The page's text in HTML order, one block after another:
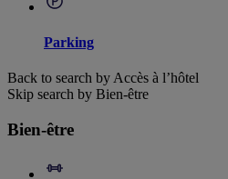
Parking
Back to search by Accès à l’hôtel
Skip search by Bien-être
Bien-être